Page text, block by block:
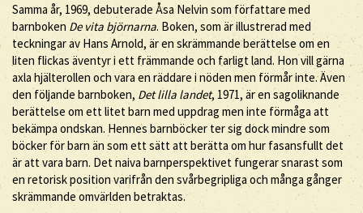
Samma år, 1969, debuterade Åsa Nelvin som författare med
barnboken De vita björnarna. Boken, som är illustrerad med
teckningar av Hans Arnold, är en skrämmande berättelse om en
liten flickas äventyr i ett främmande och farligt land. Hon vill gärna
axla hjälterollen och vara en räddare i nöden men förmår inte. Även
den följande barnboken, Det lilla landet, 1971, är en sagoliknande
berättelse om ett litet barn med uppdrag men inte förmåga att
bekämpa ondskan. Hennes barnböcker ter sig dock mindre som
böcker för barn än som ett sätt att berätta om hur fasansfullt det
är att vara barn. Det naiva barnperspektivet fungerar snarast som
en retorisk position varifrån den svårbegripliga och många gånger
skrämmande omvärlden betraktas.